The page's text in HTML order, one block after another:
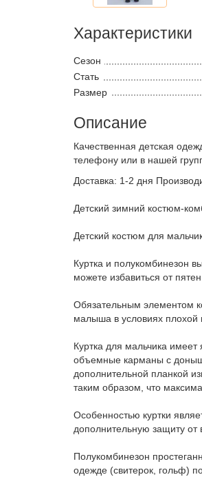
Характеристики
Сезон
Стать
Размер
Описание
Качественная детская
телефону или в нашей
Доставка: 1-2 дня
Детский зимний костюм-
Детский костюм для
Куртка и полукомбинезон
можете избавиться от
Обязательным элементом
малыша в условиях плохой
Куртка для мальчика
объемные карманы с
дополнительной планкой
таким образом, что
Особенностью куртки
дополнительную защиту
Полукомбинезон
одежде (свитерок, гольф)